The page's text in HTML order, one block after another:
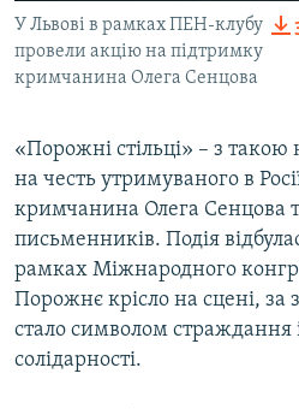
ІНФОГРАФІКА
ДОЛУЧАЙСЯ!
Усі сайти RFE/RL
У Львові в рамках ПЕН-клубу
провели акцію на підтримку
кримчанина Олега Сенцова
«Порожні стільці» – з такою
на честь утримуваного в
кримчанина Олега Сенцова
письменників. Подія
рамках Міжнародного
Порожнє крісло на сцені, за
стало символом страждання
солідарності.